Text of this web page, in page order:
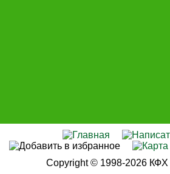
Copyright © 1998-2026